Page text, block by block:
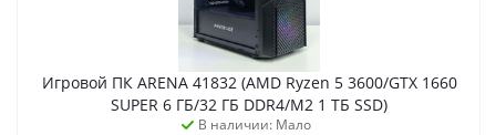
Игровой ПК ARENA 41832 (AMD Ryzen 5 3600/GTX 1660
SUPER 6 ГБ/32 ГБ DDR4/M2 1 ТБ SSD)
В наличии: Мало